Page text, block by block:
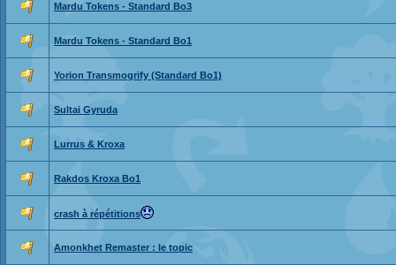
Mardu Tokens - Standard Bo3
Mardu Tokens - Standard Bo1
Yorion Transmogrify (Standard Bo1)
Sultai Gyruda
Lurrus & Kroxa
Rakdos Kroxa Bo1
crash à répétitions
Amonkhet Remaster : le topic